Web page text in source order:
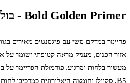
Bold Golden Primer - בולד פריימר זוהר
פריימר במרקם משי עם פיגמנטים מאירים
אזור הפנים, מעניק מראה קטיפתי ושומר על
מעשיר בלחות ומרגיע. פורמולת הפריימר על
5
,B סקוולן וחומצה היאלורונית כמרכיבי לחות